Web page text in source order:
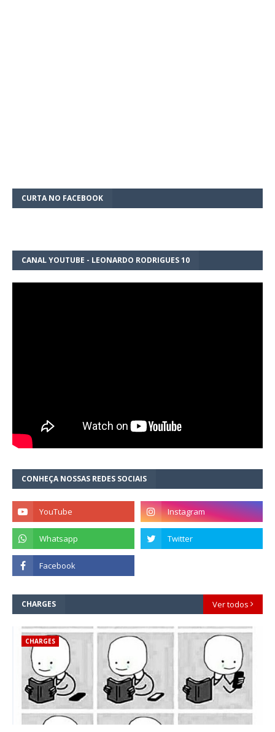
CURTA NO FACEBOOK
CANAL YOUTUBE - LEONARDO RODRIGUES 10
CONHEÇA NOSSAS REDES SOCIAIS
CHARGES Ver todos
CHARGES